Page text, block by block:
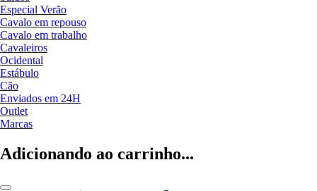
Especial Verão
Cavalo em repouso
Cavalo em trabalho
Cavaleiros
Ocidental
Estábulo
Cão
Enviados em 24H
Outlet
Marcas
Adicionando ao carrinho...